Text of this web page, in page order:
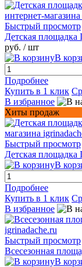
Быстрый просмотр
Детская площадка
руб. / шт
В
Подробнее
Купить в 1 клик
В избранное
Хиты продаж
Быстрый просмотр
Детская площадка
В
Подробнее
Купить в 1 клик
В избранное
Быстрый просмотр
Всесезонная
В